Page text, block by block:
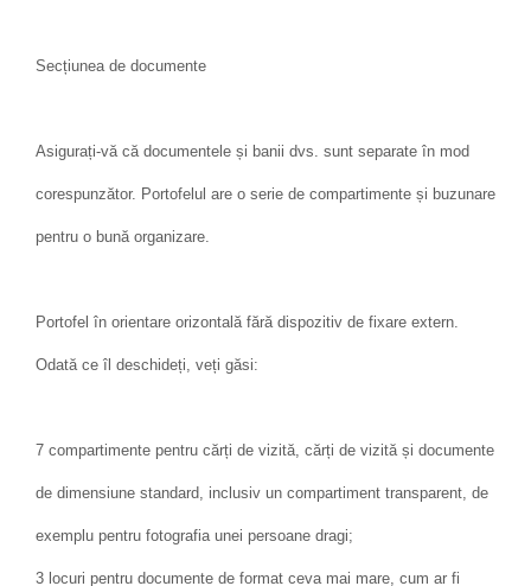
Secțiunea de documente
Asigurați-vă că documentele și banii dvs. sunt separate în mod
corespunzător. Portofelul are o serie de compartimente și buzunare
pentru o bună organizare.
Portofel în orientare orizontală fără dispozitiv de fixare extern.
Odată ce îl deschideți, veți găsi:
7 compartimente pentru cărți de vizită, cărți de vizită și documente
de dimensiune standard, inclusiv un compartiment transparent, de
exemplu pentru fotografia unei persoane dragi;
3 locuri pentru documente de format ceva mai mare, cum ar fi